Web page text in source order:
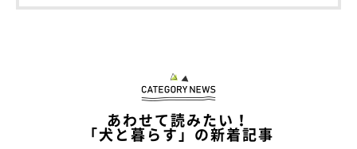
あわせて読みたい！
「犬と暮らす」の新着記事